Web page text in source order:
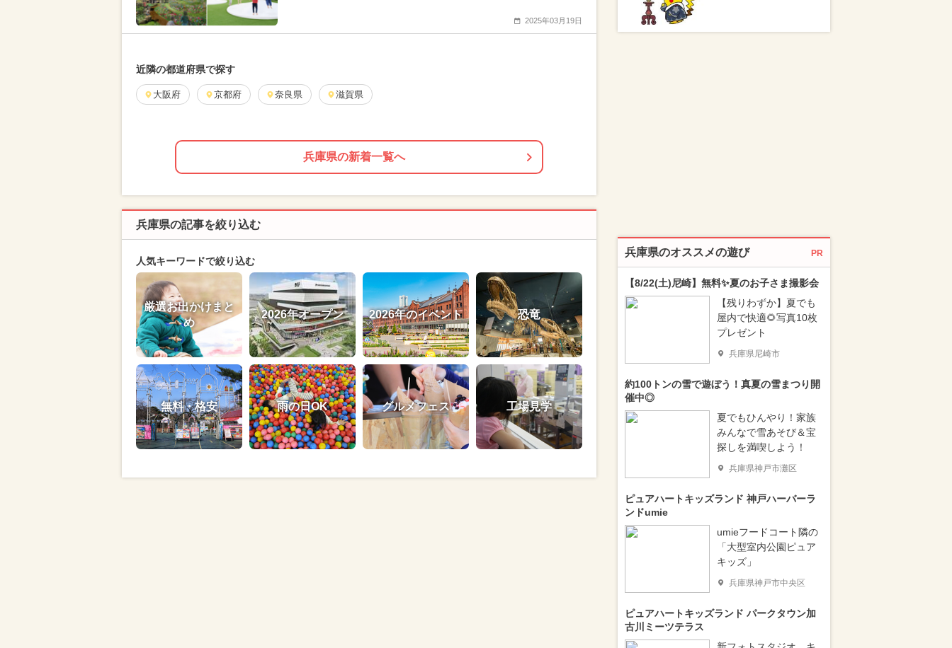
2025年03月19日
近隣の都道府県で探す
大阪府 京都府 奈良県 滋賀県
兵庫県の新着一覧へ
兵庫県の記事を絞り込む
人気キーワードで絞り込む
厳選お出かけまと
め
2026年オープン 2026年のイベント 恐竜
無料・格安 雨の日OK グルメフェス 工場見学
兵庫県のオススメの遊び PR
【8/22(土)尼崎】無料✨夏のお子さま撮影会
【残りわずか】夏でも
屋内で快適🌻写真10枚
プレゼント
兵庫県尼崎市
約100トンの雪で遊ぼう！真夏の雪まつり開
催中◎
夏でもひんやり！家族
みんなで雪あそび＆宝
探しを満喫しよう！
兵庫県神戸市灘区
ピュアハートキッズランド 神戸ハーバーラ
ンドumie
umieフードコート隣の
「大型室内公園ピュア
キッズ」
兵庫県神戸市中央区
ピュアハートキッズランド パークタウン加
古川ミーツテラス